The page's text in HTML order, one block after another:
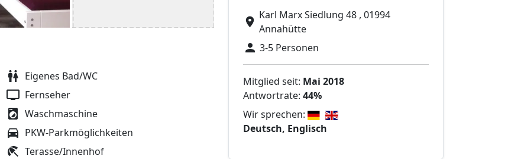
Karl Marx Siedlung 48 , 01994
Annahütte
3-5 Personen
Mitglied seit: Mai 2018
Antwortrate: 44%
Wir sprechen:
Deutsch, Englisch
Eigenes Bad/WC
Fernseher
Waschmaschine
PKW-Parkmöglichkeiten
Terasse/Innenhof